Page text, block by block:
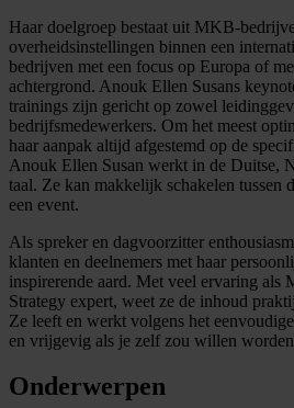
Haar doelgroep bestaat uit MKB-
overheidsinstellingen binnen een
bedrijven met een focus op Europa of
achtergrond. Anouk Ellen Susans
trainings zijn gericht op zowel
bedrijfsmedewerkers. Om het meest
haar aanpak altijd afgestemd op de
Anouk Ellen Susan werkt in de Duitse,
taal. Ze kan makkelijk schakelen tussen
een event.
Als spreker en dagvoorzitter
klanten en deelnemers met haar
inspirerende aard. Met veel ervaring als
Strategy expert, weet ze de inhoud
Ze leeft en werkt volgens het
en vrijgevig als je zelf zou willen
Onderwerpen